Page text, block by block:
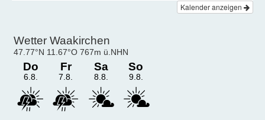
Kalender anzeigen